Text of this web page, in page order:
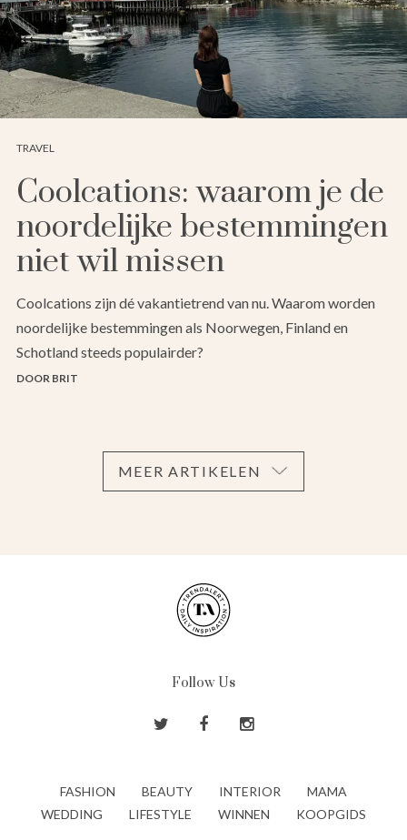
TRAVEL
Coolcations: waarom je de
noordelijke bestemmingen
niet wil missen
Coolcations zijn dé vakantietrend van nu. Waarom worden
noordelijke bestemmingen als Noorwegen, Finland en
Schotland steeds populairder?
DOOR BRIT
MEER ARTIKELEN
Follow Us
FASHION BEAUTY INTERIOR
MAMA
WEDDING
LIFESTYLE WINNEN KOOPGIDS